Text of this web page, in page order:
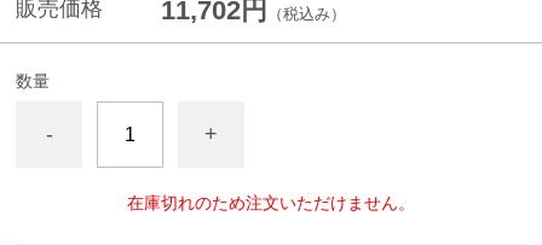
販売価格 11,702円 （税込み）
数量
- +
在庫切れのため注文いただけません。